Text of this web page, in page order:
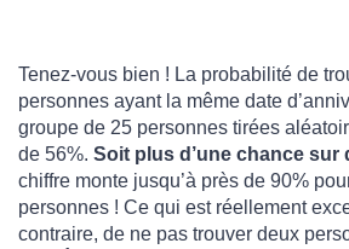
Tenez-vous bien ! La probabilité de
personnes ayant la même date
groupe de 25 personnes tirées
de 56%. Soit plus d’une chance sur
chiffre monte jusqu’à près de 90%
personnes ! Ce qui est réellement
contraire, de ne pas trouver deux